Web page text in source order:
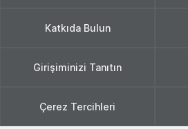
Katkıda Bulun
Girişiminizi Tanıtın
Çerez Tercihleri